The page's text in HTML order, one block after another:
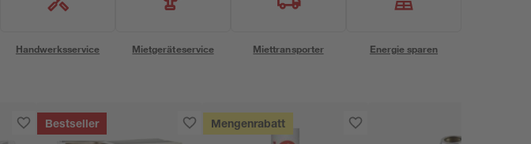
Handwerksservice Mietgeräteservice Miettransporter Energie sparen
Bestseller Mengenrabatt